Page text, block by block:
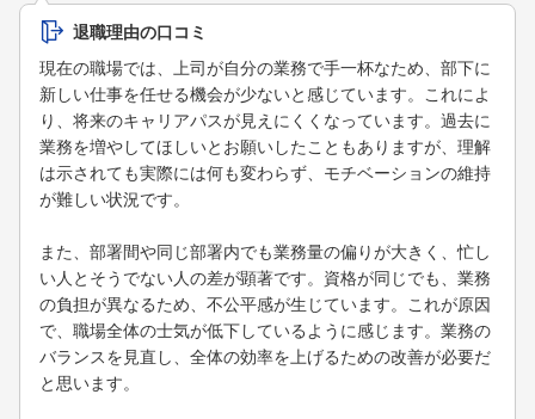
退職理由の口コミ
現在の職場では、上司が自分の業務で手一杯なため、部下に
新しい仕事を任せる機会が少ないと感じています。これによ
り、将来のキャリアパスが見えにくくなっています。過去に
業務を増やしてほしいとお願いしたこともありますが、理解
は示されても実際には何も変わらず、モチベーションの維持
が難しい状況です。
また、部署間や同じ部署内でも業務量の偏りが大きく、忙し
い人とそうでない人の差が顕著です。資格が同じでも、業務
の負担が異なるため、不公平感が生じています。これが原因
で、職場全体の士気が低下しているように感じます。業務の
バランスを見直し、全体の効率を上げるための改善が必要だ
と思います。